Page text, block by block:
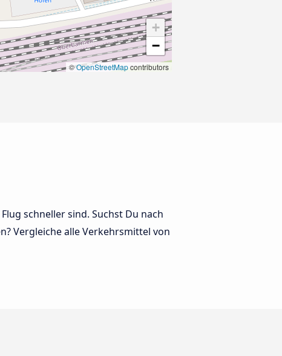
+
−
©OpenStreetMapcontributors
schneller sind. Suchst Du nach
Vergleiche alle Verkehrsmittel von